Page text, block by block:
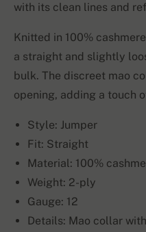
with its clean lines and
Knitted in 100%
a straight and slightly
bulk. The discreet mao
opening, adding a touch
Style: Jumper
Fit: Straight
Material: 100%
Weight: 2-ply
Gauge: 12
Details: Mao collar